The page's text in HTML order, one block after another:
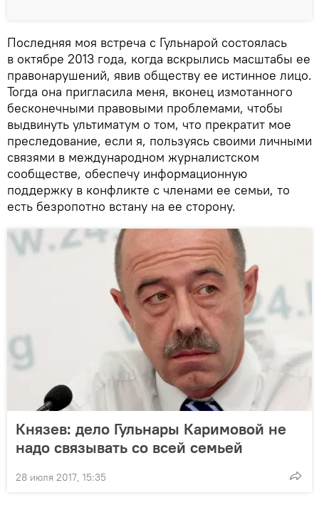
Последняя моя встреча с Гульнарой состоялась
в октябре 2013 года, когда вскрылись масштабы ее
правонарушений, явив обществу ее истинное лицо.
Тогда она пригласила меня, вконец измотанного
бесконечными правовыми проблемами, чтобы
выдвинуть ультиматум о том, что прекратит мое
преследование, если я, пользуясь своими личными
связями в международном журналистском
сообществе, обеспечу информационную
поддержку в конфликте с членами ее семьи, то
есть безропотно встану на ее сторону.
Князев: дело Гульнары Каримовой не
надо связывать со всей семьей
28 июля 2017, 15:35